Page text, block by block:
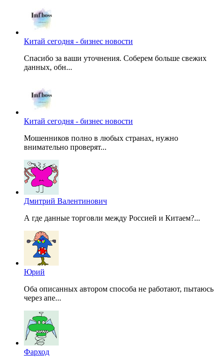
Китай сегодня - бизнес новости
Спасибо за ваши уточнения. Соберем больше свежих
данных, обн...
Китай сегодня - бизнес новости
Мошенников полно в любых странах, нужно
внимательно проверят...
Дмитрий Валентинович
А где данные торговли между Россией и Китаем?...
Юрий
Оба описанных автором способа не работают, пытаюсь
через апе...
Фарход